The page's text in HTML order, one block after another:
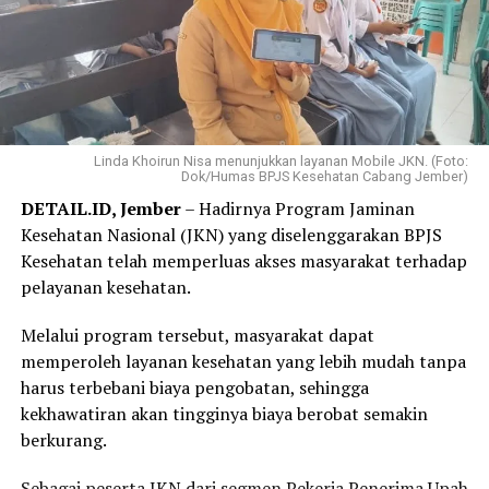
Elok mengaku hanya membutuhkan beberapa langkah
melalui WhatsApp PANDAWA untuk mendaftar
Program REHAB 3.0.
Menurutnya, proses yang sederhana dan tidak
mengharuskannya datang ke kantor BPJS Kesehatan
membuat layanan tersebut lebih praktis dan mudah
diakses.
“Saya langsung mendaftar Program REHAB 3.0 melalui
Aplikasi Mobile JKN dan prosesnya sangat mudah. Saya
skema cicilan yang fleksibel benar-benar menjadi solusi
karena saya bisa mencicil tunggakan sesuai kemampuan.
Saya juga bersyukur pemerintah tetap hadir
memberikan perlindungan kesehatan bagi masyarakat
yang membutuhkan,” katanya.
Linda Khoirun Nisa menunjukkan layanan Mobile JKN. (Foto:
Dok/Humas BPJS Kesehatan Cabang Jember)
DETAIL.ID, Jember– Hadirnya Program Jaminan
Kesehatan Nasional (JKN) yang diselenggarakan BPJS
Kesehatan telah memperluas akses masyarakat terhadap
pelayanan kesehatan.
Melalui program tersebut, masyarakat dapat
memperoleh layanan kesehatan yang lebih mudah tanpa
harus terbebani biaya pengobatan, sehingga
kekhawatiran akan tingginya biaya berobat semakin
berkurang.